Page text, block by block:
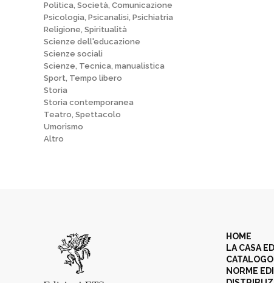
Politica, Società, Comunicazione
Psicologia, Psicanalisi, Psichiatria
Religione, Spiritualità
Scienze dell'educazione
Scienze sociali
Scienze, Tecnica, manualistica
Sport, Tempo libero
Storia
Storia contemporanea
Teatro, Spettacolo
Umorismo
Altro
HOME
LA CASA
CATALOGO
NORME